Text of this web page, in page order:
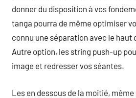
donner du disposition à vos
tanga pourra de même optimiser
connu une séparation avec le haut
Autre option, les string push-up
image et redresser vos séantes.
Les en dessous de la moitié, même